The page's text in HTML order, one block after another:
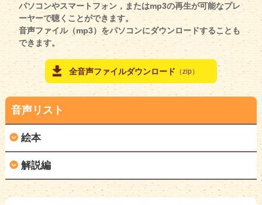
パソコンやスマートフォン，またはmp3の再生が可能なプレ
ーヤーで聴くことができます。
音声ファイル（mp3）をパソコンにダウンロードすることも
できます。
全音声ファイルダウンロード （zip）
音声リスト
絵本
ページ トラックタイトル
解説編
この章を一括ダウンロード